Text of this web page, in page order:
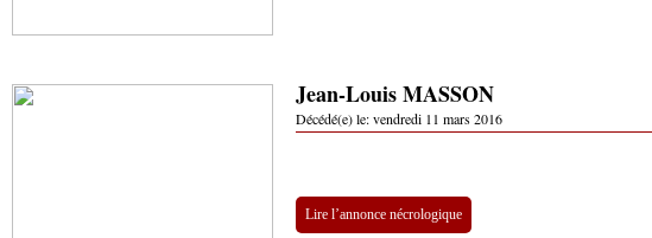
Jean-Louis MASSON
Décédé(e) le:vendredi 11 mars 2016
Lire l’annonce nécrologique